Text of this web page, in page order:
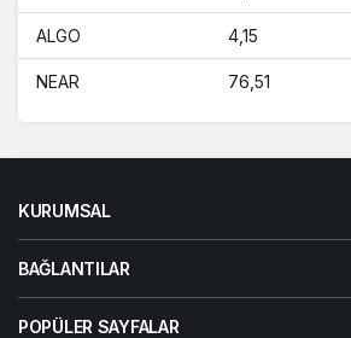
ALGO 4,15
NEAR 76,51
KURUMSAL
BAĞLANTILAR
POPÜLER SAYFALAR